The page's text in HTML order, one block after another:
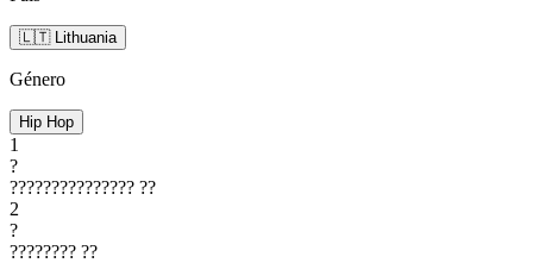
🇱🇹 Lithuania
Género
Hip Hop
1
?
??????????????? ??
2
?
???????? ??